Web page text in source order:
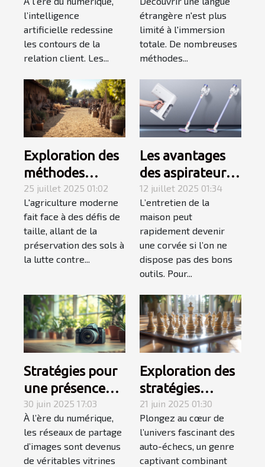
le service client
?
l’intelligence
artificielle redessine
les contours de la
relation client. Les...
pour
l'apprentissage
des langues
étrangère n'est plus
limité à l'immersion
totale. De nombreuses
méthodes...
Exploration des
méthodes
ancestrales dans
l'agriculture
moderne
25 juillet 2025 01:02
L'agriculture moderne
fait face à des défis de
taille, allant de la
préservation des sols à
la lutte contre...
Les avantages
des aspirateurs
balais sans fil
pour un ménage
efficace
12 juillet 2025 01:34
L’entretien de la
maison peut
rapidement devenir
une corvée si l’on ne
dispose pas des bons
outils. Pour...
Stratégies pour
une présence
efficace sur les
réseaux de
partage
d'images
30 juin 2025 17:03
À l’ère du numérique,
les réseaux de partage
d’images sont devenus
de véritables vitrines
Exploration des
stratégies
gagnantes en
auto-échecs
21 juin 2025 01:30
Plongez au cœur de
l’univers fascinant des
auto-échecs, un genre
captivant combinant